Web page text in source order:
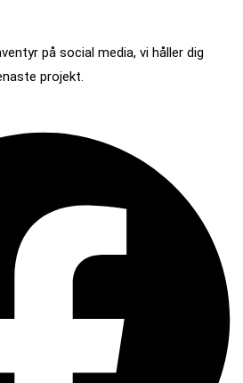
på social media, vi håller dig
projekt.